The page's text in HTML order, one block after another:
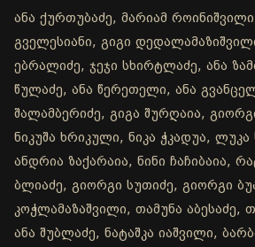
ანა ქურთუბაძე, მარიამ
გველესიანი, გიგი
ებრალიძე, ჯეჯი სხირტლაძე, ანა
წულაძე, ანა წერეთელი, ანა
შალამბერიძე, გიგა შურღაია,
ნიკუშა ხრიკული, ნიკა ჭკადუა, ლუკა
ანდრია ზაქარაია, ნინი ჩაჩიბაია,
ბლიაძე, გიორგი სუთიძე, გიორგი
კოჭლამაზაშვილი, თამუნა აბესაძე,
ანა შუბლაძე, ნატაშკა იაშვილი,